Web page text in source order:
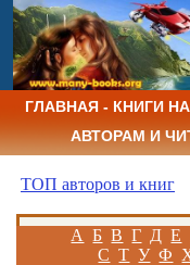
ГЛАВНАЯ - КНИГИ НА
АВТОРАМ И
ТОП авторов и книг
А Б В Г Д Е
С Т У Ф